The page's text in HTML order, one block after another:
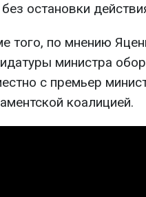
остановки
того, по мнению
министра
с премьер
коалицией.